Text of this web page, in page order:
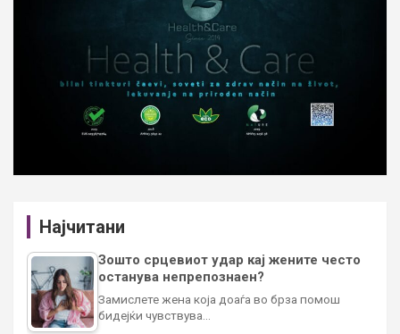
Најчитани
Зошто срцевиот удар кај жените често
останува непрепознаен?
Замислете жена која доаѓа во брза помош
бидејќи чувствува…